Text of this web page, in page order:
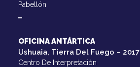
Pabellón
OFICINA ANTÁRTICA
Ushuaia, Tierra Del Fuego – 2017
Centro De Interpretación